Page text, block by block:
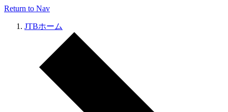
Return to Nav
JTBホーム